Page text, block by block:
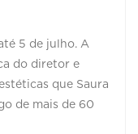
5 de julho. A
do diretor e
que Saura
de mais de 60